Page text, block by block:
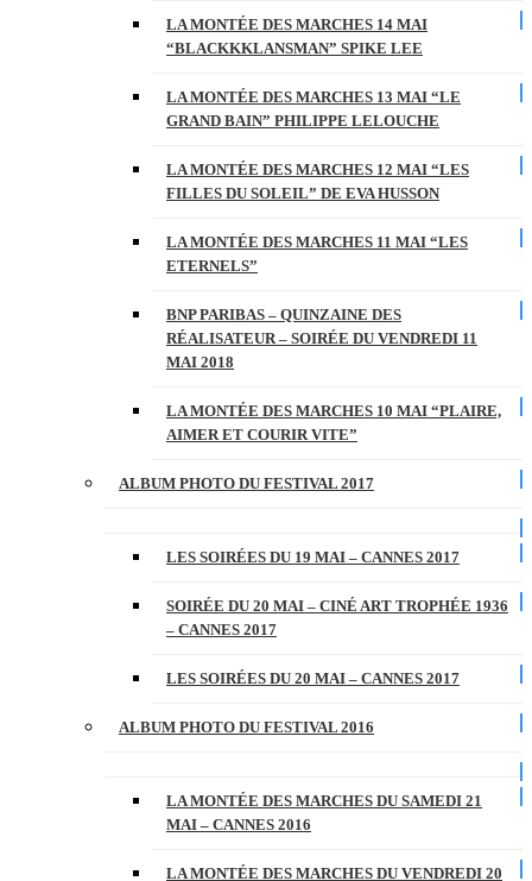
LA MONTÉE DES MARCHES 14 MAI
“BLACKKKLANSMAN” SPIKE LEE
LA MONTÉE DES MARCHES 13 MAI “LE
GRAND BAIN” PHILIPPE LELOUCHE
LA MONTÉE DES MARCHES 12 MAI “LES
FILLES DU SOLEIL” DE EVA HUSSON
LA MONTÉE DES MARCHES 11 MAI “LES
ETERNELS”
BNP PARIBAS – QUINZAINE DES
RÉALISATEUR – SOIRÉE DU VENDREDI 11
MAI 2018
LA MONTÉE DES MARCHES 10 MAI “PLAIRE,
AIMER ET COURIR VITE”
ALBUM PHOTO DU FESTIVAL 2017
LES SOIRÉES DU 19 MAI – CANNES 2017
SOIRÉE DU 20 MAI – CINÉ ART TROPHÉE 1936
– CANNES 2017
LES SOIRÉES DU 20 MAI – CANNES 2017
ALBUM PHOTO DU FESTIVAL 2016
LA MONTÉE DES MARCHES DU SAMEDI 21
MAI – CANNES 2016
LA MONTÉE DES MARCHES DU VENDREDI 20